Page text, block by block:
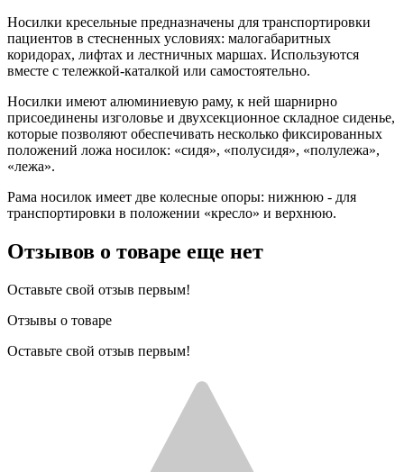
Носилки кресельные предназначены для транспортировки
пациентов в стесненных условиях: малогабаритных
коридорах, лифтах и лестничных маршах. Используются
вместе с тележкой-каталкой или самостоятельно.
Носилки имеют алюминиевую раму, к ней шарнирно
присоединены изголовье и двухсекционное складное сиденье,
которые позволяют обеспечивать несколько фиксированных
положений ложа носилок: «сидя», «полусидя», «полулежа»,
«лежа».
Рама носилок имеет две колесные опоры: нижнюю - для
транспортировки в положении «кресло» и верхнюю.
Отзывов о товаре еще нет
Оставьте свой отзыв первым!
Отзывы о товаре
Оставьте свой отзыв первым!